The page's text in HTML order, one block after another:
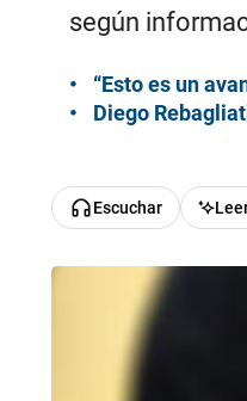
según
“Esto es un
Diego
Escuchar